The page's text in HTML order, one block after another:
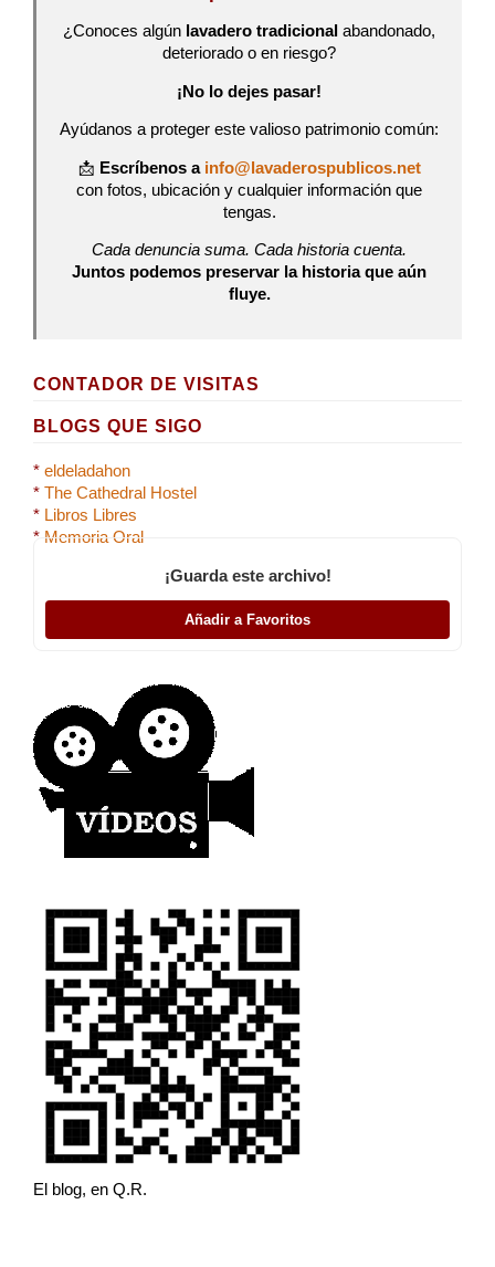
¿Conoces algún lavadero tradicional abandonado,
deteriorado o en riesgo?
¡No lo dejes pasar!
Ayúdanos a proteger este valioso patrimonio común:
📩 Escríbenos a info@lavaderospublicos.net
con fotos, ubicación y cualquier información que
tengas.
Cada denuncia suma. Cada historia cuenta.
Juntos podemos preservar la historia que aún
fluye.
CONTADOR DE VISITAS
BLOGS QUE SIGO
* eldeladahon
* The Cathedral Hostel
* Libros Libres
* Memoria Oral
¡Guarda este archivo!
Añadir a Favoritos
El blog, en Q.R.